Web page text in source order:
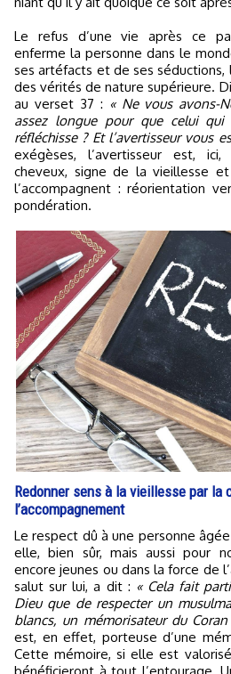
Le refus d’une vie après ce
enferme la personne dans le
ses artéfacts et de ses
des vérités de nature supérieure.
au verset 37 : « Ne vous avons-
assez longue pour que celui
réfléchisse ? Et l’avertisseur vous
exégèses, l’avertisseur est,
cheveux, signe de la vieillesse
l’accompagnent : réorientation
pondération.
Redonner sens à la vieillesse par la
l’accompagnement
Le respect dû à une personne âgée est donc essentiel ; pour
elle, bien sûr, mais aussi pour
encore jeunes ou dans la force de
salut sur lui, a dit : « Cela fait
Dieu que de respecter un
blancs, un mémorisateur du
est, en effet, porteuse d’une
Cette mémoire, si elle est